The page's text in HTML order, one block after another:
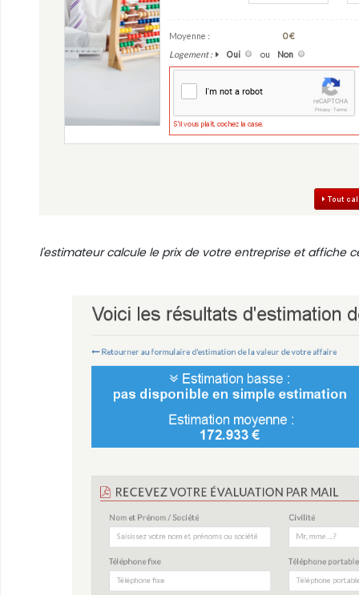
l'estimateur calcule le prix de votre entreprise et affiche